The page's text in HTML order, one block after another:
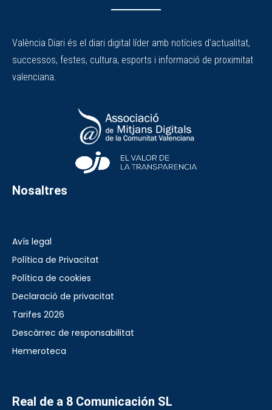
València Diari és el diari digital líder amb notícies d'actualitat,
successos, festes, cultura, esports i informació de proximitat
valenciana.
Nosaltres
Avís legal
Política de Privacitat
Política de cookies
Declaració de privacitat
Tarifes 2026
Descàrrec de responsabilitat
Hemeroteca
Real de a 8 Comunicación SL